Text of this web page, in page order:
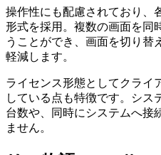
操作性にも配慮されており、
形式を採用。複数の画面を同
うことができ、画面を切り替
軽減します。
ライセンス形態としてクライ
している点も特徴です。シス
台数や、同時にシステムへ接
ません。